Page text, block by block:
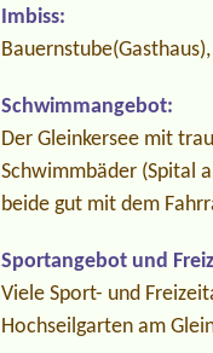
Imbiss:
Schwimmangebot:
Der Gleinkersee mit
Schwimmbäder (Spital
beide gut mit dem
Sportangebot und
Viele Sport- und
Hochseilgarten am